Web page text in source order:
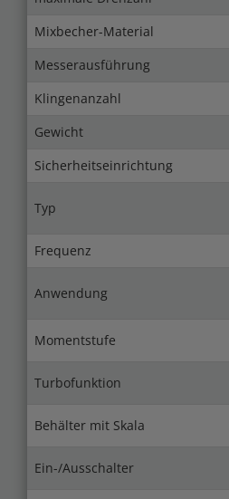
Mixbecher-Material
Messerausführung
Klingenanzahl
Gewicht
Sicherheitseinrichtung
Typ
Frequenz
Anwendung
Momentstufe
Turbofunktion
Behälter mit Skala
Ein-/Ausschalter